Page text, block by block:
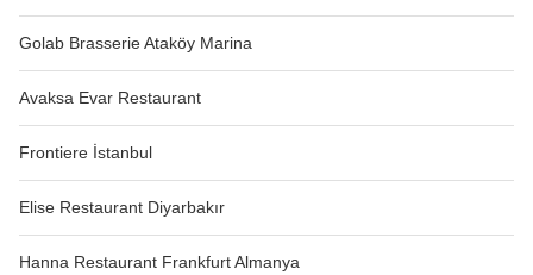
Golab Brasserie Ataköy Marina
Avaksa Evar Restaurant
Frontiere İstanbul
Elise Restaurant Diyarbakır
Hanna Restaurant Frankfurt Almanya